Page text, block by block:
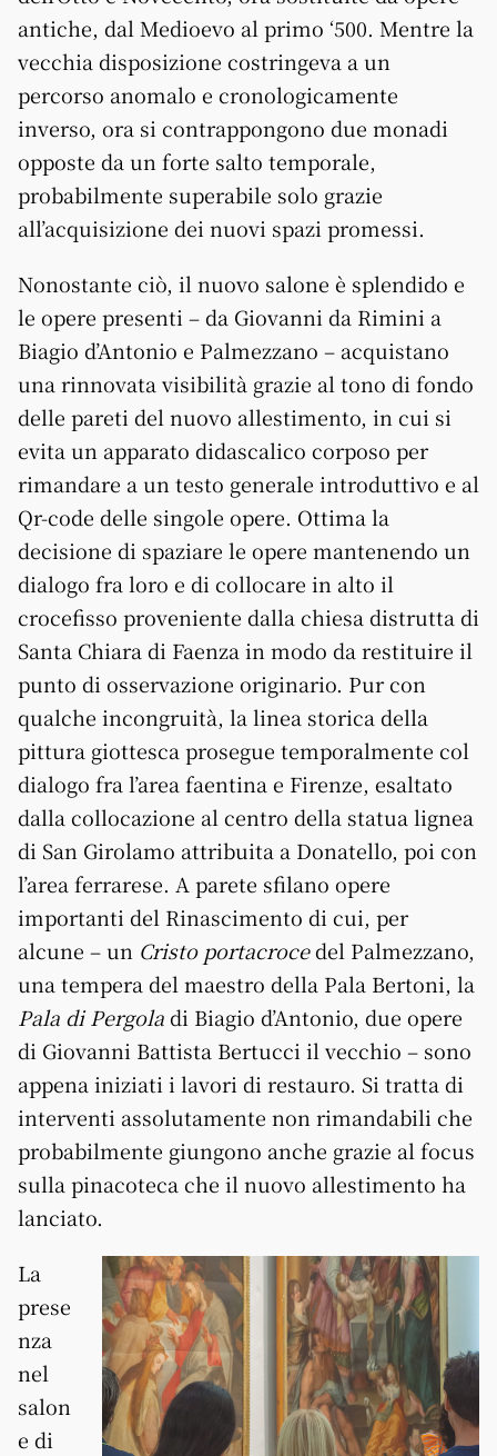
antiche, dal Medioevo al primo ‘500. Mentre la
vecchia disposizione costringeva a un
percorso anomalo e cronologicamente
inverso, ora si contrappongono due monadi
opposte da un forte salto temporale,
probabilmente superabile solo grazie
all’acquisizione dei nuovi spazi promessi.
Nonostante ciò, il nuovo salone è splendido e
le opere presenti – da Giovanni da Rimini a
Biagio d’Antonio e Palmezzano – acquistano
una rinnovata visibilità grazie al tono di fondo
delle pareti del nuovo allestimento, in cui si
evita un apparato didascalico corposo per
rimandare a un testo generale introduttivo e al
Qr-code delle singole opere. Ottima la
decisione di spaziare le opere mantenendo un
dialogo fra loro e di collocare in alto il
crocefisso proveniente dalla chiesa distrutta di
Santa Chiara di Faenza in modo da restituire il
punto di osservazione originario. Pur con
qualche incongruità, la linea storica della
pittura giottesca prosegue temporalmente col
dialogo fra l’area faentina e Firenze, esaltato
dalla collocazione al centro della statua lignea
di San Girolamo attribuita a Donatello, poi con
l’area ferrarese. A parete sfilano opere
importanti del Rinascimento di cui, per
alcune – un Cristo portacrocedel Palmezzano,
una tempera del maestro della Pala Bertoni, la
Pala di Pergoladi Biagio d’Antonio, due opere
di Giovanni Battista Bertucci il vecchio – sono
appena iniziati i lavori di restauro. Si tratta di
interventi assolutamente non rimandabili che
probabilmente giungono anche grazie al focus
sulla pinacoteca che il nuovo allestimento ha
lanciato.
La
prese
nza
nel
salon
e di